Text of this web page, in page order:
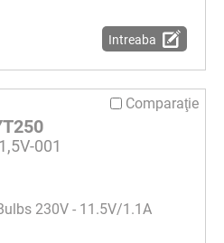
Intreaba
Comparaţie
001
230V - 11.5V/1.1A